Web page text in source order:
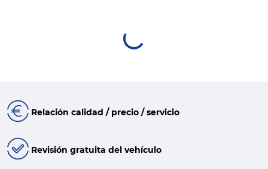
Relación calidad / precio / servicio
Revisión gratuita del vehículo